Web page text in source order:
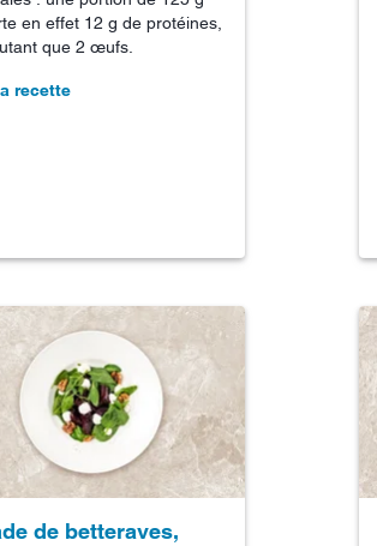
en effet 12 g de protéines,
que 2 œufs.
recette
de betteraves,